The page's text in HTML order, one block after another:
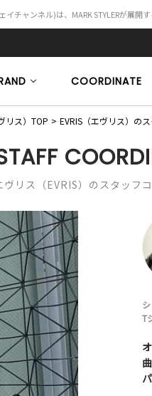
イチャンネル)は、MARK STYLERが展開
COORDINATE
リス）TOP EVRIS（エヴリス）の
ヴリス（EVRIS）のスタッフコ
T